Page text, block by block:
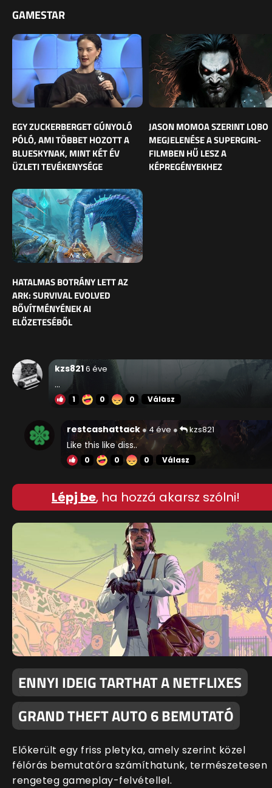
GAMESTAR
EGY ZUCKERBERGET GÚNYOLÓ
PÓLÓ, AMI TÖBBET HOZOTT A
BLUESKYNAK, MINT KÉT ÉV
ÜZLETI TEVÉKENYSÉGE
JASON MOMOA SZERINT LOBO
MEGJELENÉSE A SUPERGIRL-
FILMBEN HŰ LESZ A
KÉPREGÉNYEKHEZ
HATALMAS BOTRÁNY LETT AZ
ARK: SURVIVAL EVOLVED
BŐVÍTMÉNYÉNEK AI
ELŐZETESÉBŐL
kzs8216 éve
...
1 0 0 Válasz
restcashattack 4 éve kzs821
Like this like diss..
0 0 0 Válasz
Lépj be, ha hozzá akarsz szólni!
ENNYI IDEIG TARTHAT A NETFLIXES
GRAND THEFT AUTO 6 BEMUTATÓ
Előkerült egy friss pletyka, amely szerint közel
félórás bemutatóra számíthatunk, természetesen
rengeteg gameplay-felvétellel.